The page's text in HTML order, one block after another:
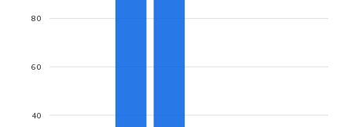
80
60
40